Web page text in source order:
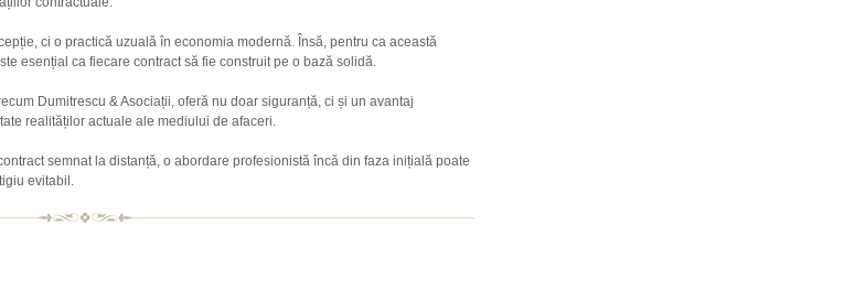
ci o practică uzuală în economia modernă. Însă, pentru ca această
esențial ca fiecare contract să fie construit pe o bază solidă.
Dumitrescu & Asociații, oferă nu doar siguranță, ci și un avantaj
realităților actuale ale mediului de afaceri.
semnat la distanță, o abordare profesionistă încă din faza inițială poate
evitabil.